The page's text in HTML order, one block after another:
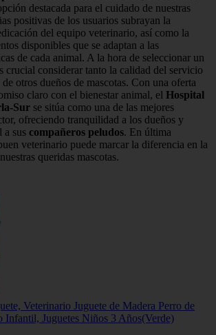
destacada para el cuidado de nuestras
positivas de los usuarios subrayan la
del equipo veterinario, así como la
disponibles que se adaptan a las
de cada animal. A la hora de seleccionar un
crucial considerar tanto la calidad del servicio
otros dueños de mascotas. Con una oferta
claro con el bienestar animal, el Hospital
Sur se sitúa como una de las mejores
ofreciendo tranquilidad a los dueños y
a sus compañeros peludos. En última
veterinario puede marcar la diferencia en la
queridas mascotas.
Veterinario Juguete de Madera Perro de
Infantil, Juguetes Niños 3 Años(Verde)